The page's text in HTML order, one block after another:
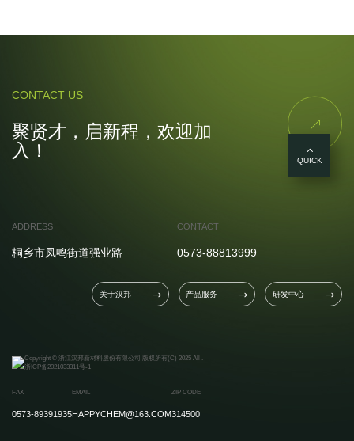
CONTACT US
聚贤才，启新程，欢迎加
入！

ADDRESS
桐乡市凤鸣街道强业路
CONTACT
0573-88813999
关于汉邦  产品服务  研发中心 
Copyright © 浙江汉邦新材料股份有限公司 版权所有(C) 2025 All .
浙ICP备2021033311号-1
FAX
0573-89391935
EMAIL
HAPPYCHEM@163.COM
ZIP CODE
314500
QUICK